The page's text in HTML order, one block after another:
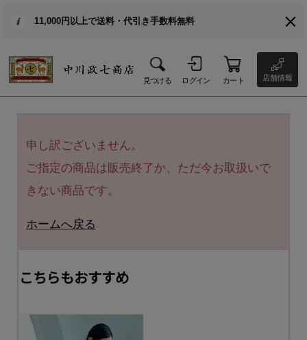
11,000円以上で送料・代引き手数料無料
見つける ログイン カート 店舗情報
申し訳ございません。
ご指定の商品は販売終了か、ただ今お取扱いで
きない商品です。
ホームへ戻る
こちらもおすすめ